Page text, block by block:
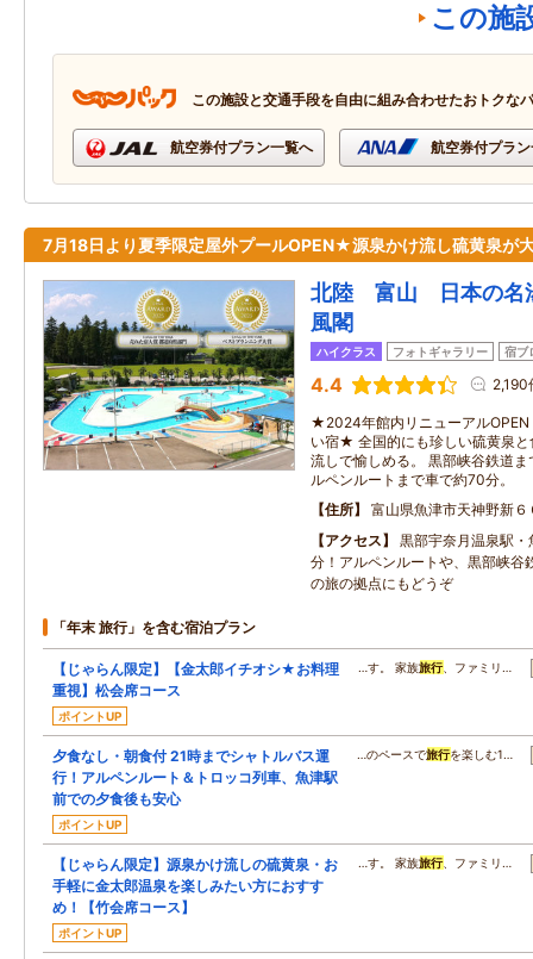
この施
この施設と交通手段を自由に組み合わせたおトクな
航空券付プラン一覧へ 航空券付プラ
7月18日より夏季限定屋外プールOPEN★源泉かけ流し硫黄泉が
北陸 富山 日本の名
風閣
ハイクラス フォトギャラリー 宿ブ
4.4 2,190
★2024年館内リニューアル
い宿★ 全国的にも珍しい硫黄泉
流しで愉しめる。 黒部峡谷鉄道
ルペンルートまで車で約70分。
住所
富山県魚津市天神野新６
アクセス
黒部宇奈月温泉駅
分！アルペンルートや、黒部峡谷
の旅の拠点にもどうぞ
「年末 旅行」を含む宿泊プラン
【じゃらん限定】【金太郎イチオシ★お料理
重視】松会席コース
ポイントUP
…す。 家族旅行、ファミリ…
夕食なし・朝食付 21時までシャトルバス運
行！アルペンルート＆トロッコ列車、魚津駅
前での夕食後も安心
ポイントUP
…のペースで旅行を楽しむ1…
【じゃらん限定】源泉かけ流しの硫黄泉・お
手軽に金太郎温泉を楽しみたい方におすす
め！【竹会席コース】
ポイントUP
…す。 家族旅行、ファミリ…